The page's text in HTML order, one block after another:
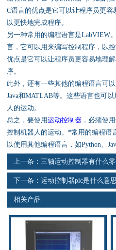
C语言的优点是它可以让程序员更
以更快地完成程序。
另一种常用的编程语言是LabVIEW
言，它可以用来编写控制程序，以
优点是它可以让程序员更容易地理
序。
此外，还有一些其他的编程语言可
Java和MATLAB等。这些语言也可
人的运动。
总之，要使用运动控制器 ，必须使
控制机器人的运动。*常用的编程语
以使用其他编程语言，如Python、
上一条： 三轴运动控制器有什么
下一条： 运动控制器plc是什么意思
相关产品